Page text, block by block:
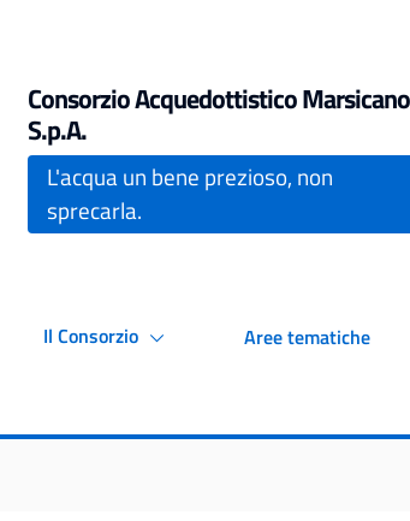
Consorzio Acquedottistico Marsicano
S.p.A.
L'acqua un bene prezioso, non
sprecarla.
Il Consorzio Aree tematiche